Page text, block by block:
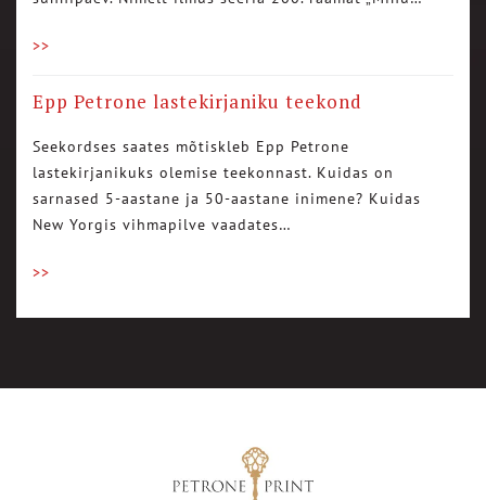
>>
Epp Petrone lastekirjaniku teekond
Seekordses saates mõtiskleb Epp Petrone
lastekirjanikuks olemise teekonnast. Kuidas on
sarnased 5-aastane ja 50-aastane inimene? Kuidas
New Yorgis vihmapilve vaadates…
>>